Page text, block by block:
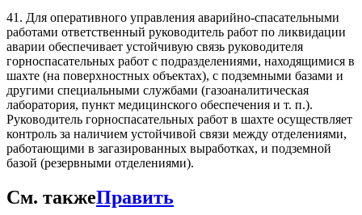
41. Для оперативного управления аварийно-спасательными
работами ответственный руководитель работ по ликвидации
аварии обеспечивает устойчивую связь руководителя
горноспасательных работ с подразделениями, находящимися в
шахте (на поверхностных объектах), с подземными базами и
другими специальными службами (газоаналитическая
лаборатория, пункт медицинского обеспечения и т. п.).
Руководитель горноспасательных работ в шахте осуществляет
контроль за наличием устойчивой связи между отделениями,
работающими в загазированных выработках, и подземной
базой (резервными отделениями).
См. такжеПравить